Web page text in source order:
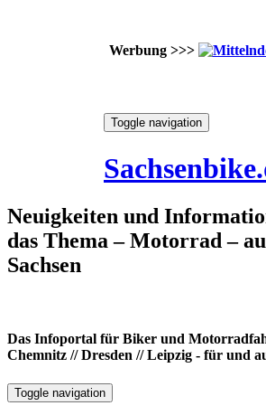
Werbung >>>
Toggle navigation
Neuigkeiten und
das Thema – Motorrad –
Sachsen
Das Infoportal für Biker und
Chemnitz // Dresden // Leipzig - für und
Toggle navigation